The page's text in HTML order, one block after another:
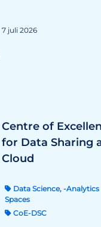
7 juli 2026
Centre of
for Data Sharing
Cloud
Data Science, -Analytics
Spaces
CoE-DSC